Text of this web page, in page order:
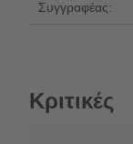
Συγγραφέας:
Κριτικές